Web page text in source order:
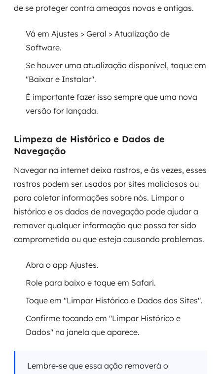
de se proteger contra ameaças novas e antigas.
Vá em Ajustes > Geral > Atualização de
Software.
Se houver uma atualização disponível, toque em
"Baixar e Instalar".
É importante fazer isso sempre que uma nova
versão for lançada.
Limpeza de Histórico e Dados de
Navegação
Navegar na internet deixa rastros, e às vezes, esses
rastros podem ser usados por sites maliciosos ou
para coletar informações sobre nós. Limpar o
histórico e os dados de navegação pode ajudar a
remover qualquer informação que possa ter sido
comprometida ou que esteja causando problemas.
Abra o app Ajustes.
Role para baixo e toque em Safari.
Toque em "Limpar Histórico e Dados dos Sites".
Confirme tocando em "Limpar Histórico e
Dados" na janela que aparece.
Lembre-se que essa ação removerá o